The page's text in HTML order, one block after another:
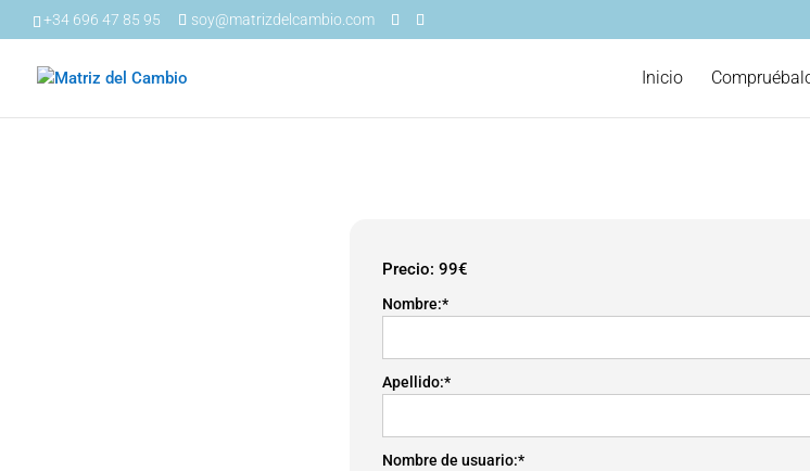
+34 696 47 85 95 soy@matrizdelcambio.com
Inicio
Precio: 99€
Nombre:*
Apellido:*
Nombre de usuario:*